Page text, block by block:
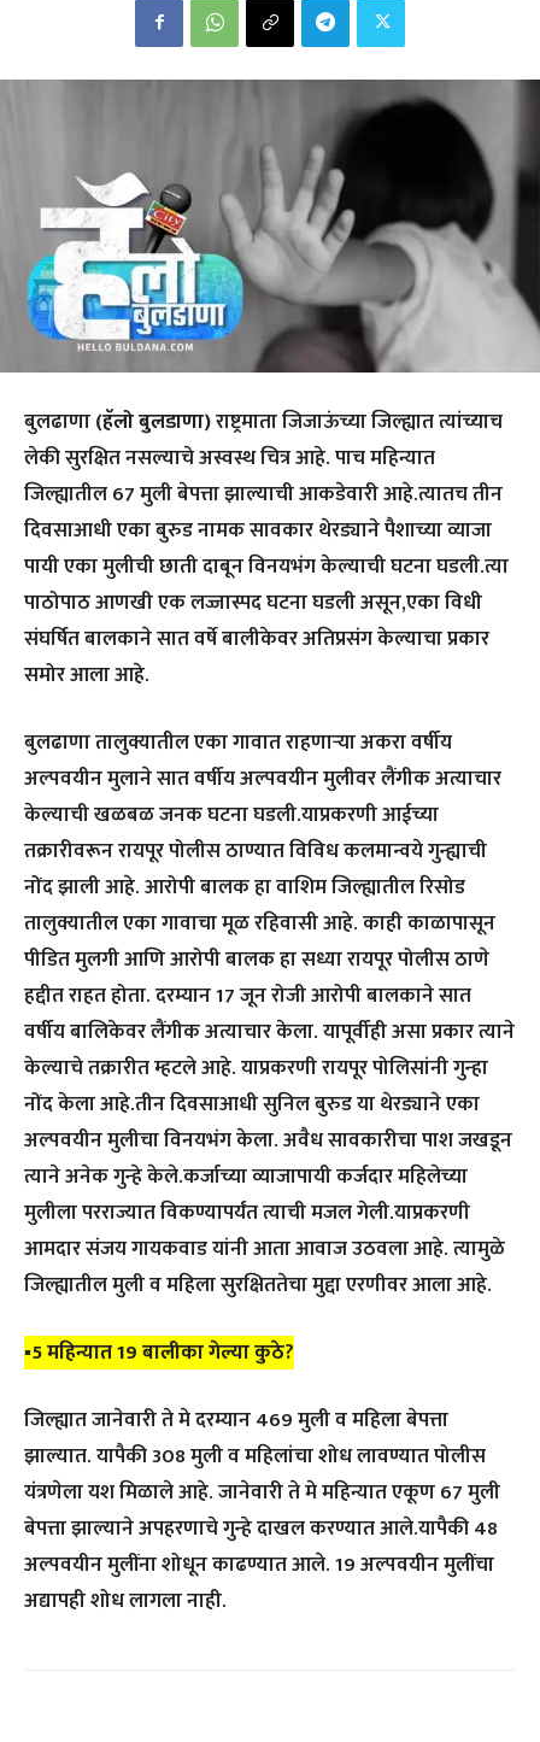
बुलढाणा(हॅलो बुलडाणा)राष्ट्रमाता जिजाऊंच्या जिल्ह्यात त्यांच्याच
लेकी सुरक्षित नसल्याचे अस्वस्थ चित्र आहे. पाच महिन्यात
जिल्ह्यातील 67 मुली बेपत्ता झाल्याची आकडेवारी आहे.त्यातच तीन
दिवसाआधी एका बुरुड नामक सावकार थेरड्याने पैशाच्या व्याजा
पायी एका मुलीची छाती दाबून विनयभंग केल्याची घटना घडली.त्या
पाठोपाठ आणखी एक लज्जास्पद घटना घडली असून,एका विधी
संघर्षित बालकाने सात वर्षे बालीकेवर अतिप्रसंग केल्याचा प्रकार
समोर आला आहे.
बुलढाणा तालुक्यातील एका गावात राहणाऱ्या अकरा वर्षीय
अल्पवयीन मुलाने सात वर्षीय अल्पवयीन मुलीवर लैंगीक अत्याचार
केल्याची खळबळ जनक घटना घडली.याप्रकरणी आईच्या
तक्रारीवरून रायपूर पोलीस ठाण्यात विविध कलमान्वये गुन्ह्याची
नोंद झाली आहे. आरोपी बालक हा वाशिम जिल्ह्यातील रिसोड
तालुक्यातील एका गावाचा मूळ रहिवासी आहे. काही काळापासून
पीडित मुलगी आणि आरोपी बालक हा सध्या रायपूर पोलीस ठाणे
हद्दीत राहत होता. दरम्यान 17 जून रोजी आरोपी बालकाने सात
वर्षीय बालिकेवर लैंगीक अत्याचार केला. यापूर्वीही असा प्रकार त्याने
केल्याचे तक्रारीत म्हटले आहे. याप्रकरणी रायपूर पोलिसांनी गुन्हा
नोंद केला आहे.तीन दिवसाआधी सुनिल बुरुड या थेरड्याने एका
अल्पवयीन मुलीचा विनयभंग केला. अवैध सावकारीचा पाश जखडून
त्याने अनेक गुन्हे केले.कर्जाच्या व्याजापायी कर्जदार महिलेच्या
मुलीला परराज्यात विकण्यापर्यंत त्याची मजल गेली.याप्रकरणी
आमदार संजय गायकवाड यांनी आता आवाज उठवला आहे. त्यामुळे
जिल्ह्यातील मुली व महिला सुरक्षिततेचा मुद्दा एरणीवर आला आहे.
▪️5 महिन्यात 19 बालीका गेल्या कुठे?
जिल्ह्यात जानेवारी ते मे दरम्यान 469 मुली व महिला बेपत्ता
झाल्यात. यापैकी 308 मुली व महिलांचा शोध लावण्यात पोलीस
यंत्रणेला यश मिळाले आहे. जानेवारी ते मे महिन्यात एकूण 67 मुली
बेपत्ता झाल्याने अपहरणाचे गुन्हे दाखल करण्यात आले.यापैकी 48
अल्पवयीन मुलींना शोधून काढण्यात आले. 19 अल्पवयीन मुलींचा
अद्यापही शोध लागला नाही.